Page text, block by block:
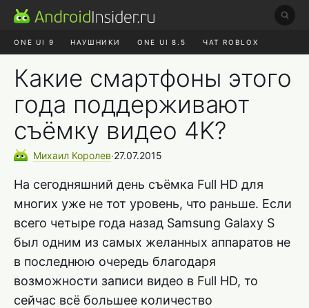
ONE UI 9 НАУШНИКИ ONE UI 8.5 ЧАТ ROBLOX
Какие смартфоны этого
года поддерживают
съёмку видео 4K?
Михаил Королев∙27.07.2015
На сегодняшний день съёмка Full HD для
многих уже не тот уровень, что раньше. Если
всего четыре года назад Samsung Galaxy S
был одним из самых желанных аппаратов не
в последнюю очередь благодаря
возможности записи видео в Full HD, то
сейчас всё большее количество